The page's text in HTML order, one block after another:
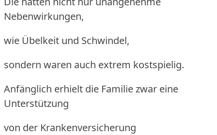
Nebenwirkungen,
wie Übelkeit und Schwindel,
sondern waren auch extrem kostspielig.
Anfänglich erhielt die Familie zwar eine
Unterstützung
von der Krankenversicherung